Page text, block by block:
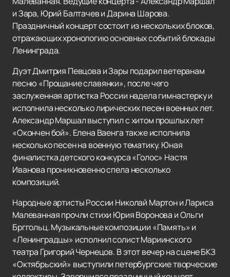
и Зара, Юрий Балтачев и Дарина Шарова.
Праздничный концерт состоит из нескольких блоков,
отражающих хронологию основных событий блокады
Ленинграда.
Дуэт Дмитрия Певцова и Зары подарил ветеранам
песню «Прощание славянки», после чего
заслуженная артистка России надела гимнастерку и
исполнила несколько лирических песен военных лет.
Александр Маршал выступил с хитом прошлых лет
«Окончен бой». Елена Ваенга также исполнила
несколько песен на военную тематику. Юная
финалистка детского конкурса «Голос» Настя
Иванова проникновенно спела несколько
композиций.
Народные артисты России Николай Мартон и Лариса
Малеванная прочли стихи Юрия Воронова и Ольги
Брггольц. Музыкальные композиции «Память» и
«Ленинградцы» исполнил солист Мариинского
театра Григорий Чернецов. В этот вечер на сцене БКЗ
«Октябрьский» выступили петербургские творческие